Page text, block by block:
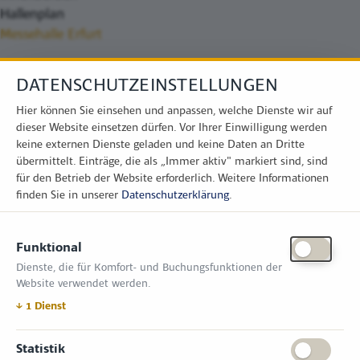
Hallenplan
Messehalle Erfurt
Zimper Media GmbH
Reinhardtstr. 31, 10117 Berlin
Tel.: +49 (0) 30 814 50 12 600
office@kommunal.de
ÖFFNUNGSZEITEN MESSE
DATENSCHUTZEINSTELLUNGEN
Hier können Sie einsehen und anpassen, welche Dienste wir auf
dieser Website einsetzen dürfen. Vor Ihrer Einwilligung werden
keine externen Dienste geladen und keine Daten an Dritte
übermittelt. Einträge, die als „Immer aktiv" markiert sind, sind
für den Betrieb der Website erforderlich. Weitere Informationen
finden Sie in unserer Datenschutzerklärung.
Funktional
Dienste, die für Komfort- und Buchungsfunktionen der
Website verwendet werden.
↓ 1 Dienst
Statistik